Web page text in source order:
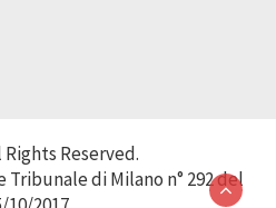
Rights Reserved.
Tribunale di Milano n° 292 del